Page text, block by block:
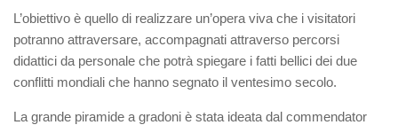
Video
Contatti
L’obiettivo è quello di realizzare un’opera viva che i visitatori
potranno attraversare, accompagnati attraverso percorsi
didattici da personale che potrà spiegare i fatti bellici dei due
conflitti mondiali che hanno segnato il ventesimo secolo.
La grande piramide a gradoni è stata ideata dal commendator